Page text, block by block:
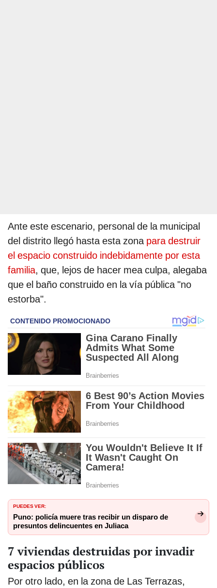
Ante este escenario, personal de la municipal
del distrito llegó hasta esta zona para destruir
el espacio construido indebidamente por esta
familia, que, lejos de hacer mea culpa, alegaba
que el baño construido en la vía pública "no
estorba".
PUEDES VER:
Puno: policía muere tras recibir un disparo de
presuntos delincuentes en Juliaca
7 viviendas destruidas por invadir
espacios públicos
Por otro lado, en la zona de Las Terrazas,